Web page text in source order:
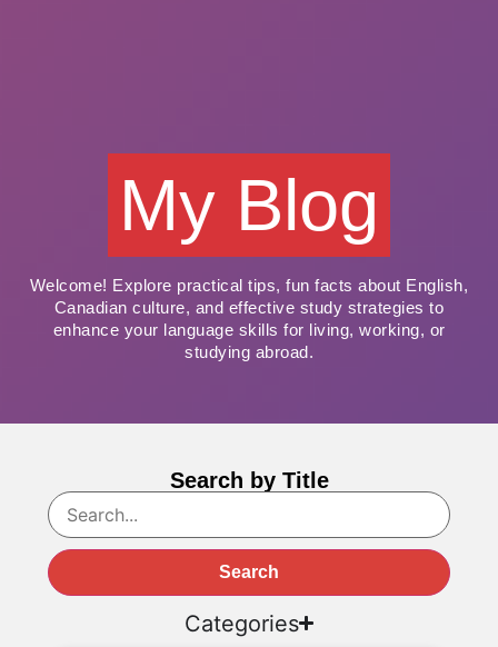
My Blog
Welcome! Explore practical tips, fun facts about English,
Canadian culture, and effective study strategies to
enhance your language skills for living, working, or
studying abroad.
Search by Title
Search
Categories